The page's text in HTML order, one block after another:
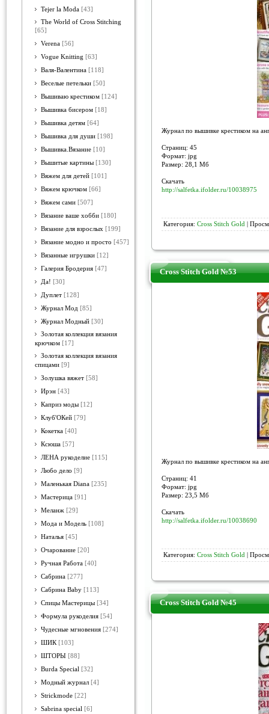
Tejer la Moda [43]
The World of Cross Stitching
[65]
Verena [56]
Vogue Knitting [63]
Валя-Валентина [118]
Веселые петельки [50]
Вышиваю крестиком [124]
Вышивка бисером [18]
Вышивка детям [64]
Вышивка для души [198]
Вышивка.Вязание [10]
Вышитые картины [130]
Вяжем для детей [101]
Вяжем крючком [66]
Вяжем сами [507]
Вязание ваше хобби [180]
Вязание для взрослых [199]
Вязание модно и просто [457]
Вязанные игрушки [12]
Галерия Бродерия [47]
Да! [30]
Дуплет [128]
Журнал Мод [85]
Журнал Модный [30]
Золотая коллекция вязания
крючком [17]
Золотая коллекция вязания
спицами [9]
Золушка вяжет [58]
Ирэн [43]
Каприз моды [12]
Клуб'ОКей [79]
Кокетка [40]
Ксюша [57]
ЛЕНА рукоделие [115]
Любо дело [9]
Маленькая Diana [235]
Мастерица [91]
Меланж [29]
Мода и Модель [108]
Наталья [45]
Очарование [20]
Ручная Работа [40]
Сабрина [277]
Сабрина Baby [113]
Спицы Мастерицы [34]
Формула рукоделия [54]
Чудесные мгновения [274]
ШИК [103]
ШТОРЫ [88]
Burda Special [32]
Модный журнал [4]
Strickmode [22]
Sabrina special [6]
Журнал по вышивке крестиком на
Страниц: 45
Формат: jpg
Размер: 28,1 Мб
Скачать
http://salfetka.ifolder.ru/10038975
Категория: Cross Stitch Gold |
Cross Stitch Gold №53
Журнал по вышивке крестиком на
Страниц: 41
Формат: jpg
Размер: 23,5 Мб
Скачать
http://salfetka.ifolder.ru/10038690
Категория: Cross Stitch Gold |
Cross Stitch Gold №45